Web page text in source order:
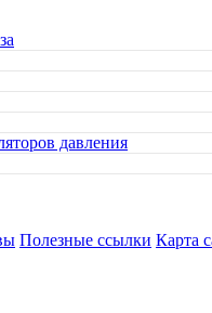
давления
Полезные ссылки Карта